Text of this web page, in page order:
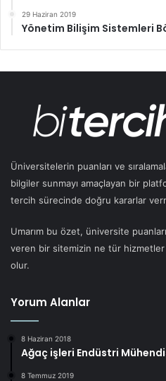
29 Haziran 2019
Yönetim Bilişim Sistemleri
Üniversitelerin puanları ve
bilgiler sunmayı amaçlayan bir
tercih sürecinde doğru kararlar
Umarım bu özet, üniversite
veren bir sitemizin ne tür hizmetler
olur.
Yorum Alanlar
8 Haziran 2018
Ağaç işleri Endüstri
8 Temmuz 2019